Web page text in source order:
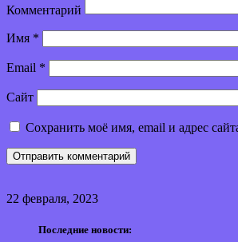
Комментарий
Имя *
Email *
Сайт
Сохранить моё имя, email и адрес
22 февраля, 2023
Последние новости: